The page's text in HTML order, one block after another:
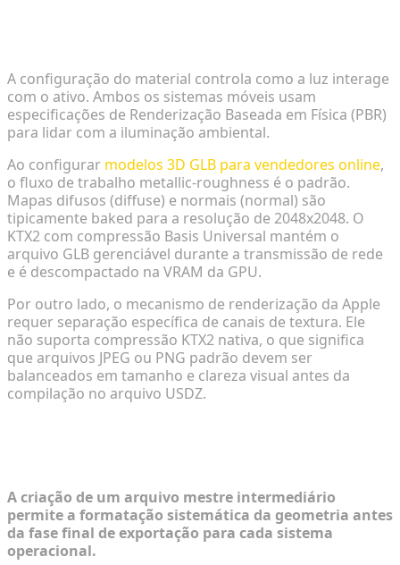
A configuração do material controla como a luz interage
com o ativo. Ambos os sistemas móveis usam
especificações de Renderização Baseada em Física (PBR)
para lidar com a iluminação ambiental.
Ao configurar modelos 3D GLB para vendedores online,
o fluxo de trabalho metallic-roughness é o padrão.
Mapas difusos (diffuse) e normais (normal) são
tipicamente baked para a resolução de 2048x2048. O
KTX2 com compressão Basis Universal mantém o
arquivo GLB gerenciável durante a transmissão de rede
e é descompactado na VRAM da GPU.
Por outro lado, o mecanismo de renderização da Apple
requer separação específica de canais de textura. Ele
não suporta compressão KTX2 nativa, o que significa
que arquivos JPEG ou PNG padrão devem ser
balanceados em tamanho e clareza visual antes da
compilação no arquivo USDZ.
A criação de um arquivo mestre intermediário
permite a formatação sistemática da geometria antes
da fase final de exportação para cada sistema
operacional.